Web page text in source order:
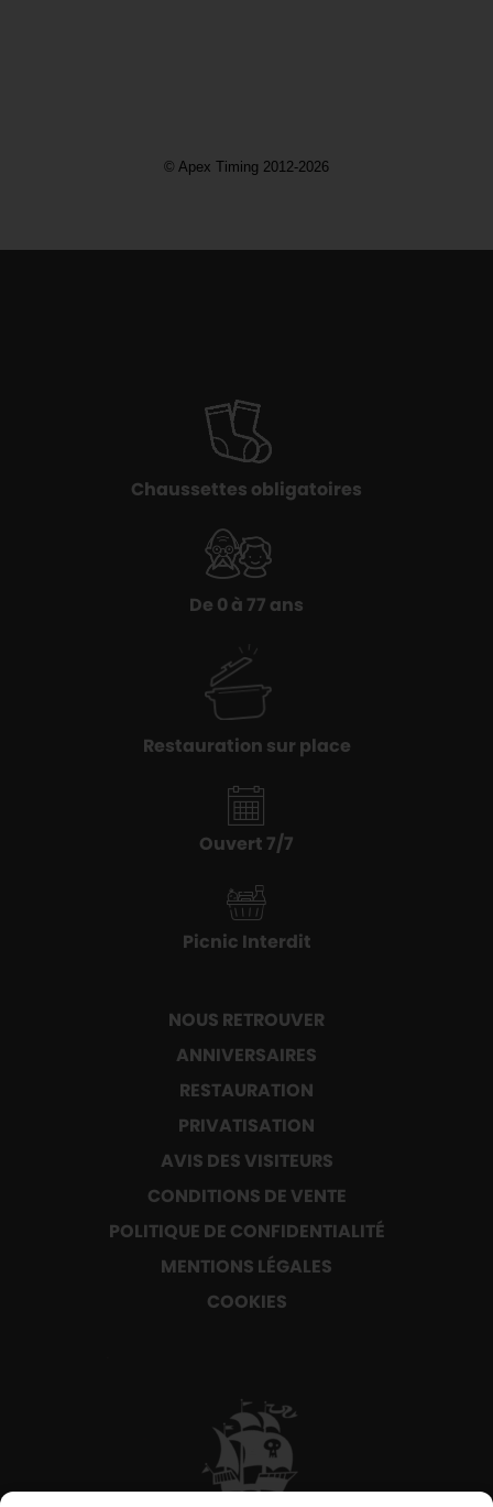
Chaussettes obligatoires
De 0 à 77 ans
Restauration sur place
Ouvert 7/7
Picnic Interdit
NOUS RETROUVER
ANNIVERSAIRES
RESTAURATION
PRIVATISATION
AVIS DES VISITEURS
CONDITIONS DE VENTE
POLITIQUE DE CONFIDENTIALITÉ
MENTIONS LÉGALES
COOKIES